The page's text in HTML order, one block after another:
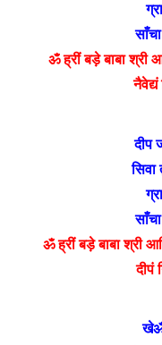
ॐ ह्रीं बड़े बाबा श्री
नैवेद्यं
दीप
सिवा
ॐ ह्रीं बड़े बाबा श्री
दीपं
खेॐ